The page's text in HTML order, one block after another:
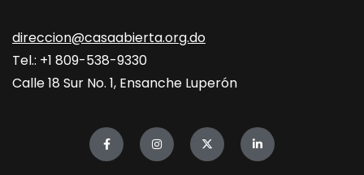
direccion@casaabierta.org.do
Tel.: +1 809-538-9330
Calle 18 Sur No. 1, Ensanche Luperón